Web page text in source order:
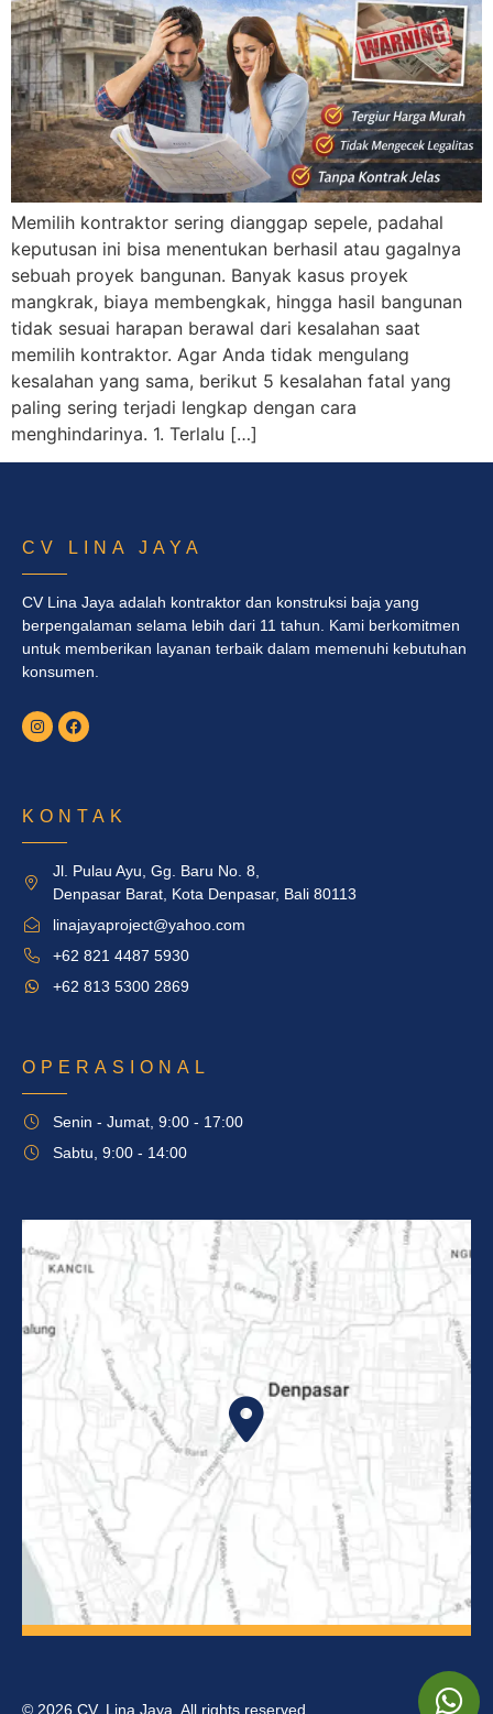
Memilih kontraktor sering dianggap sepele, padahal
keputusan ini bisa menentukan berhasil atau gagalnya
sebuah proyek bangunan. Banyak kasus proyek
mangkrak, biaya membengkak, hingga hasil bangunan
tidak sesuai harapan berawal dari kesalahan saat
memilih kontraktor. Agar Anda tidak mengulang
kesalahan yang sama, berikut 5 kesalahan fatal yang
paling sering terjadi lengkap dengan cara
menghindarinya. 1. Terlalu […]
CV LINA JAYA
CV Lina Jaya adalah kontraktor dan konstruksi baja yang
berpengalaman selama lebih dari 11 tahun. Kami berkomitmen
untuk memberikan layanan terbaik dalam memenuhi kebutuhan
konsumen.
KONTAK
Jl. Pulau Ayu, Gg. Baru No. 8,
Denpasar Barat, Kota Denpasar, Bali 80113
linajayaproject@yahoo.com
+62 821 4487 5930
+62 813 5300 2869
OPERASIONAL
Senin - Jumat, 9:00 - 17:00
Sabtu, 9:00 - 14:00
© 2026 CV. Lina Jaya. All rights reserved.